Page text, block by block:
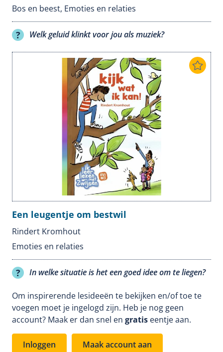
Bos en beest, Emoties en relaties
Welk geluid klinkt voor jou als muziek?
Een leugentje om bestwil
Rindert Kromhout
Emoties en relaties
In welke situatie is het een goed idee om te liegen?
Om inspirerende lesideeën te bekijken en/of toe te
voegen moet je ingelogd zijn. Heb je nog geen
account? Maak er dan snel en gratis eentje aan.
Inloggen Maak account aan